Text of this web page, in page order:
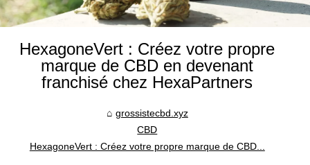
HexagoneVert : Créez votre propre
marque de CBD en devenant
franchisé chez HexaPartners
grossistecbd.xyz
CBD
HexagoneVert : Créez votre propre marque de CBD...